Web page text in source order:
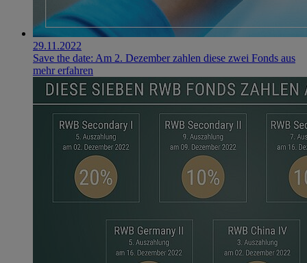
29.11.2022
Save the date: Am 2. Dezember zahlen diese zwei Fonds aus
mehr erfahren